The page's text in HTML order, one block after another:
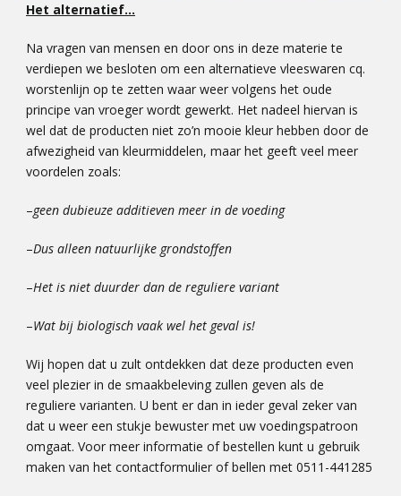
Het alternatief…
Na vragen van mensen en door ons in deze materie te
verdiepen we besloten om een alternatieve vleeswaren cq.
worstenlijn op te zetten waar weer volgens het oude
principe van vroeger wordt gewerkt. Het nadeel hiervan is
wel dat de producten niet zo’n mooie kleur hebben door de
afwezigheid van kleurmiddelen, maar het geeft veel meer
voordelen zoals:
–geen dubieuze additieven meer in de voeding
–Dus alleen natuurlijke grondstoffen
–Het is niet duurder dan de reguliere variant
–Wat bij biologisch vaak wel het geval is!
Wij hopen dat u zult ontdekken dat deze producten even
veel plezier in de smaakbeleving zullen geven als de
reguliere varianten. U bent er dan in ieder geval zeker van
dat u weer een stukje bewuster met uw voedingspatroon
omgaat. Voor meer informatie of bestellen kunt u gebruik
maken van het contactformulier of bellen met 0511-441285